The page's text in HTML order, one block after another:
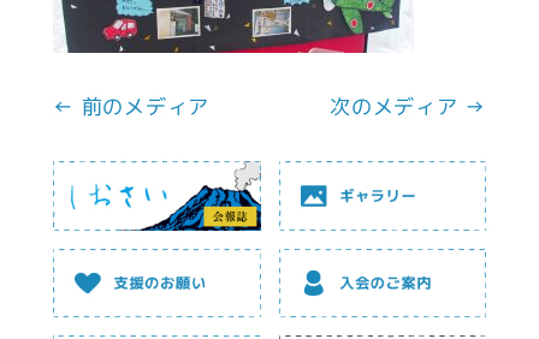
← 前のメディア 次のメディア →